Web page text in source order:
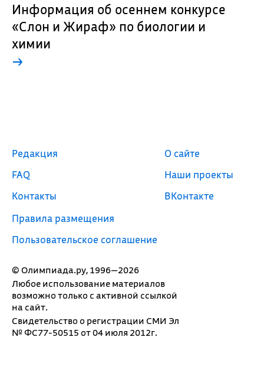
Информация об осеннем конкурсе
«Слон и Жираф» по биологии и
химии
→
© Олимпиада.ру, 1996—2026
Любое использование материалов
возможно только с активной ссылкой
на сайт.
Свидетельство о регистрации СМИ Эл
№ ФС77-50515 от 04 июля 2012г.
Редакция
FAQ
Контакты
Правила размещения
Пользовательское соглашение
О сайте
Наши проекты
ВКонтакте